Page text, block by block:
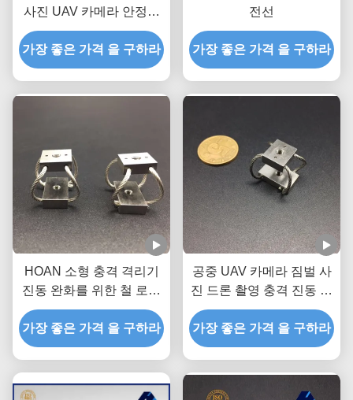
사진 UAV 카메라 안정기
수작업 우수한 충격 보호
가장 좋은 가격 을 구하라
전선
가장 좋은 가격 을 구하라
HOAN 소형 충격 격리기
진동 완화를 위한 철 로프
격리기
가장 좋은 가격 을 구하라
공중 UAV 카메라 짐벌 사
진 드론 촬영 충격 진동 절
연 GR1 시리즈 카메라 진
동 절연체
가장 좋은 가격 을 구하라